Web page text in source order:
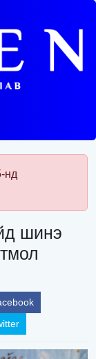
нд
шинэ